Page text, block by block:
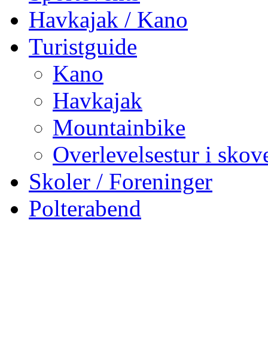
Havkajak / Kano
Turistguide
Kano
Havkajak
Mountainbike
Overlevelsestur i
Skoler / Foreninger
Polterabend